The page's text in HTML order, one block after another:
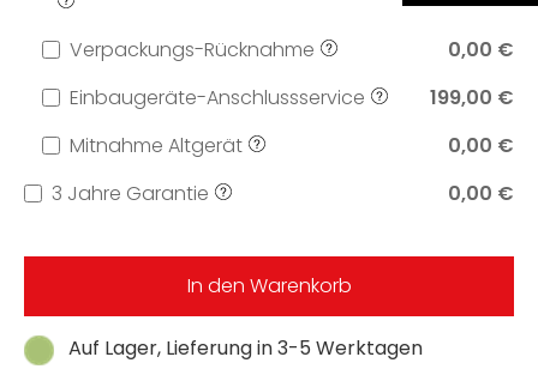
Auf Lager, Lieferung in 3-5 Werktagen
Verpackungs-Rücknahme
0,00 €
Einbaugeräte-Anschlussservice
199,00 €
Mitnahme Altgerät
0,00 €
3 Jahre Garantie
0,00 €
In den Warenkorb